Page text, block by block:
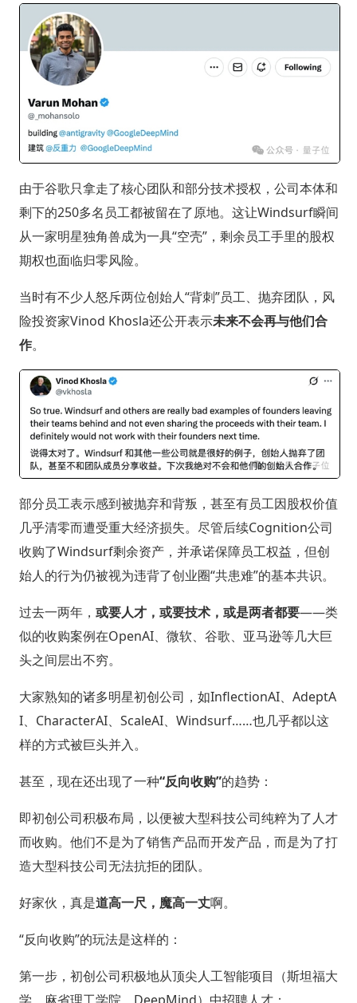
由于谷歌只拿走了核心团队和部分技术授权，公司本体和
剩下的250多名员工都被留在了原地。这让Windsurf瞬间
从一家明星独角兽成为一具“空壳”，剩余员工手里的股权
期权也面临归零风险。
当时有不少人怒斥两位创始人“背刺”员工、抛弃团队，风
险投资家Vinod Khosla还公开表示未来不会再与他们合
作。
部分员工表示感到被抛弃和背叛，甚至有员工因股权价值
几乎清零而遭受重大经济损失。尽管后续Cognition公司
收购了Windsurf剩余资产，并承诺保障员工权益，但创
始人的行为仍被视为违背了创业圈“共患难”的基本共识。
过去一两年， 或要人才，或要技术，或是两者都要——类
似的收购案例在OpenAI、微软、谷歌、亚马逊等几大巨
头之间层出不穷。
大家熟知的诸多明星初创公司，如InflectionAI、AdeptA
I、CharacterAI、ScaleAI、Windsurf……也几乎都以这
样的方式被巨头并入。
甚至，现在还出现了一种“反向收购”的趋势：
即初创公司积极布局，以便被大型科技公司纯粹为了人才
而收购。他们不是为了销售产品而开发产品，而是为了打
造大型科技公司无法抗拒的团队。
好家伙，真是道高一尺，魔高一丈啊。
“反向收购”的玩法是这样的：
第一步，初创公司积极地从顶尖人工智能项目（斯坦福大